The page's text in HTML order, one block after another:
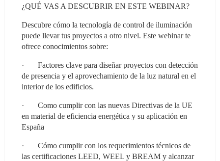
¿QUÉ VAS A DESCUBRIR EN ESTE WEBINAR?
Descubre cómo la tecnología de control de iluminación
puede llevar tus proyectos a otro nivel. Este webinar te
ofrece conocimientos sobre:
·       Factores clave para diseñar proyectos con detección
de presencia y el aprovechamiento de la luz natural en el
interior de los edificios.
·       Como cumplir con las nuevas Directivas de la UE
en material de eficiencia energética y su aplicación en
España
·       Cómo cumplir con los requerimientos técnicos de
las certificaciones LEED, WEEL y BREAM y alcanzar